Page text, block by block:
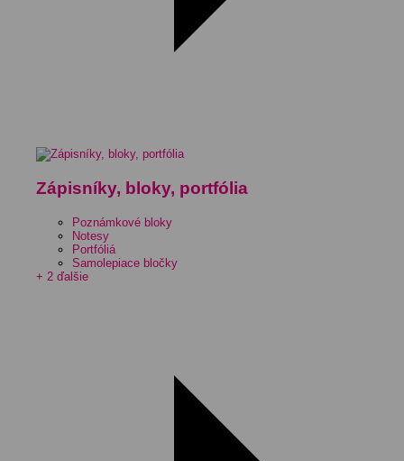
Zápisníky, bloky, portfólia
Poznámkové bloky
Notesy
Portfóliá
Samolepiace bločky
+ 2 ďalšie